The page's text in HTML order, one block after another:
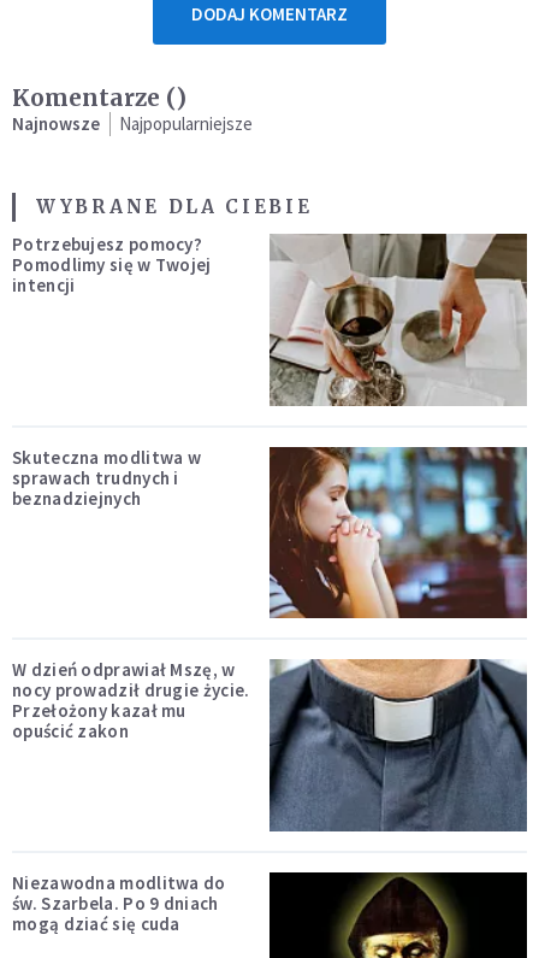
DODAJ KOMENTARZ
Komentarze ()
Najnowsze Najpopularniejsze
WYBRANE DLA CIEBIE
Potrzebujesz pomocy?
Pomodlimy się w Twojej
intencji
Skuteczna modlitwa w
sprawach trudnych i
beznadziejnych
W dzień odprawiał Mszę, w
nocy prowadził drugie życie.
Przełożony kazał mu
opuścić zakon
Niezawodna modlitwa do
św. Szarbela. Po 9 dniach
mogą dziać się cuda